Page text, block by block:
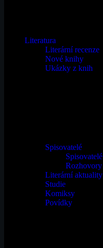
Literatura
Literární recenze
Nové knihy
Ukázky z knih
Spisovatelé
Spisovatelé
Rozhovory
Literární aktuality
Studie
Komiksy
Povídky